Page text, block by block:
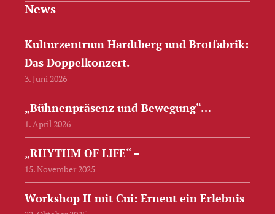
News
Kulturzentrum Hardtberg und Brotfabrik:
Das Doppelkonzert.
3. Juni 2026
„Bühnenpräsenz und Bewegung“…
1. April 2026
„RHYTHM OF LIFE“ –
15. November 2025
Workshop II mit Cui: Erneut ein Erlebnis